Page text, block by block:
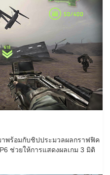
าพร้อมกับชิปประมวลผลกราฟฟิค
ช่วยให้การแสดงผลเกม 3 มิติ